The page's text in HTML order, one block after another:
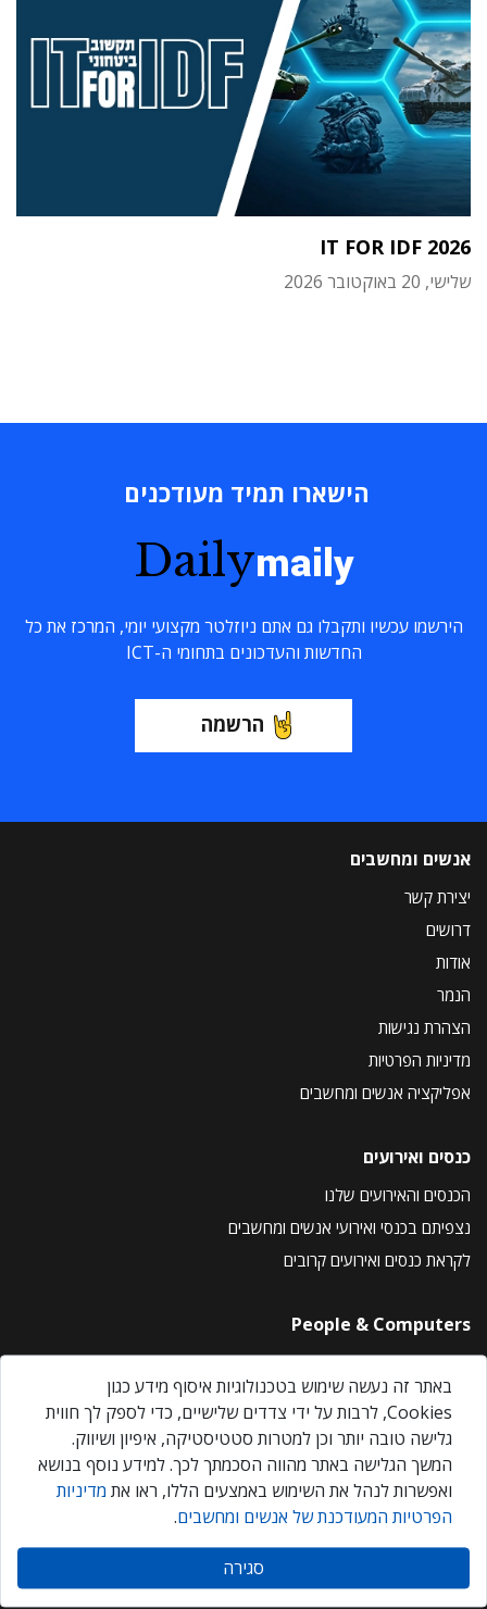
IT FOR IDF 2026
שלישי, 20 באוקטובר 2026
הישארו תמיד מעודכנים
Dailymaily
הירשמו עכשיו ותקבלו גם אתם ניוזלטר מקצועי יומי, המרכז את כל
החדשות והעדכונים בתחומי ה-ICT
הרשמה
אנשים ומחשבים
יצירת קשר
דרושים
אודות
הנמר
הצהרת נגישות
מדיניות הפרטיות
אפליקציה אנשים ומחשבים
כנסים ואירועים
הכנסים והאירועים שלנו
נצפיתם בכנסי ואירועי אנשים ומחשבים
לקראת כנסים ואירועים קרובים
People & Computers
About Us
Privacy Policy
Contact Us
Our Events
אנשים ומחשבים © 2026 – כל הזכויות שמורות
באתר זה נעשה שימוש בטכנולוגיות איסוף מידע כגון
Cookies, לרבות על ידי צדדים שלישיים, כדי לספק לך חווית
גלישה טובה יותר וכן למטרות סטטיסטיקה, איפיון ושיווק.
המשך הגלישה באתר מהווה הסכמתך לכך. למידע נוסף בנושא
ואפשרות לנהל את השימוש באמצעים הללו, ראו את מדיניות
הפרטיות המעודכנת של אנשים ומחשבים.
סגירה